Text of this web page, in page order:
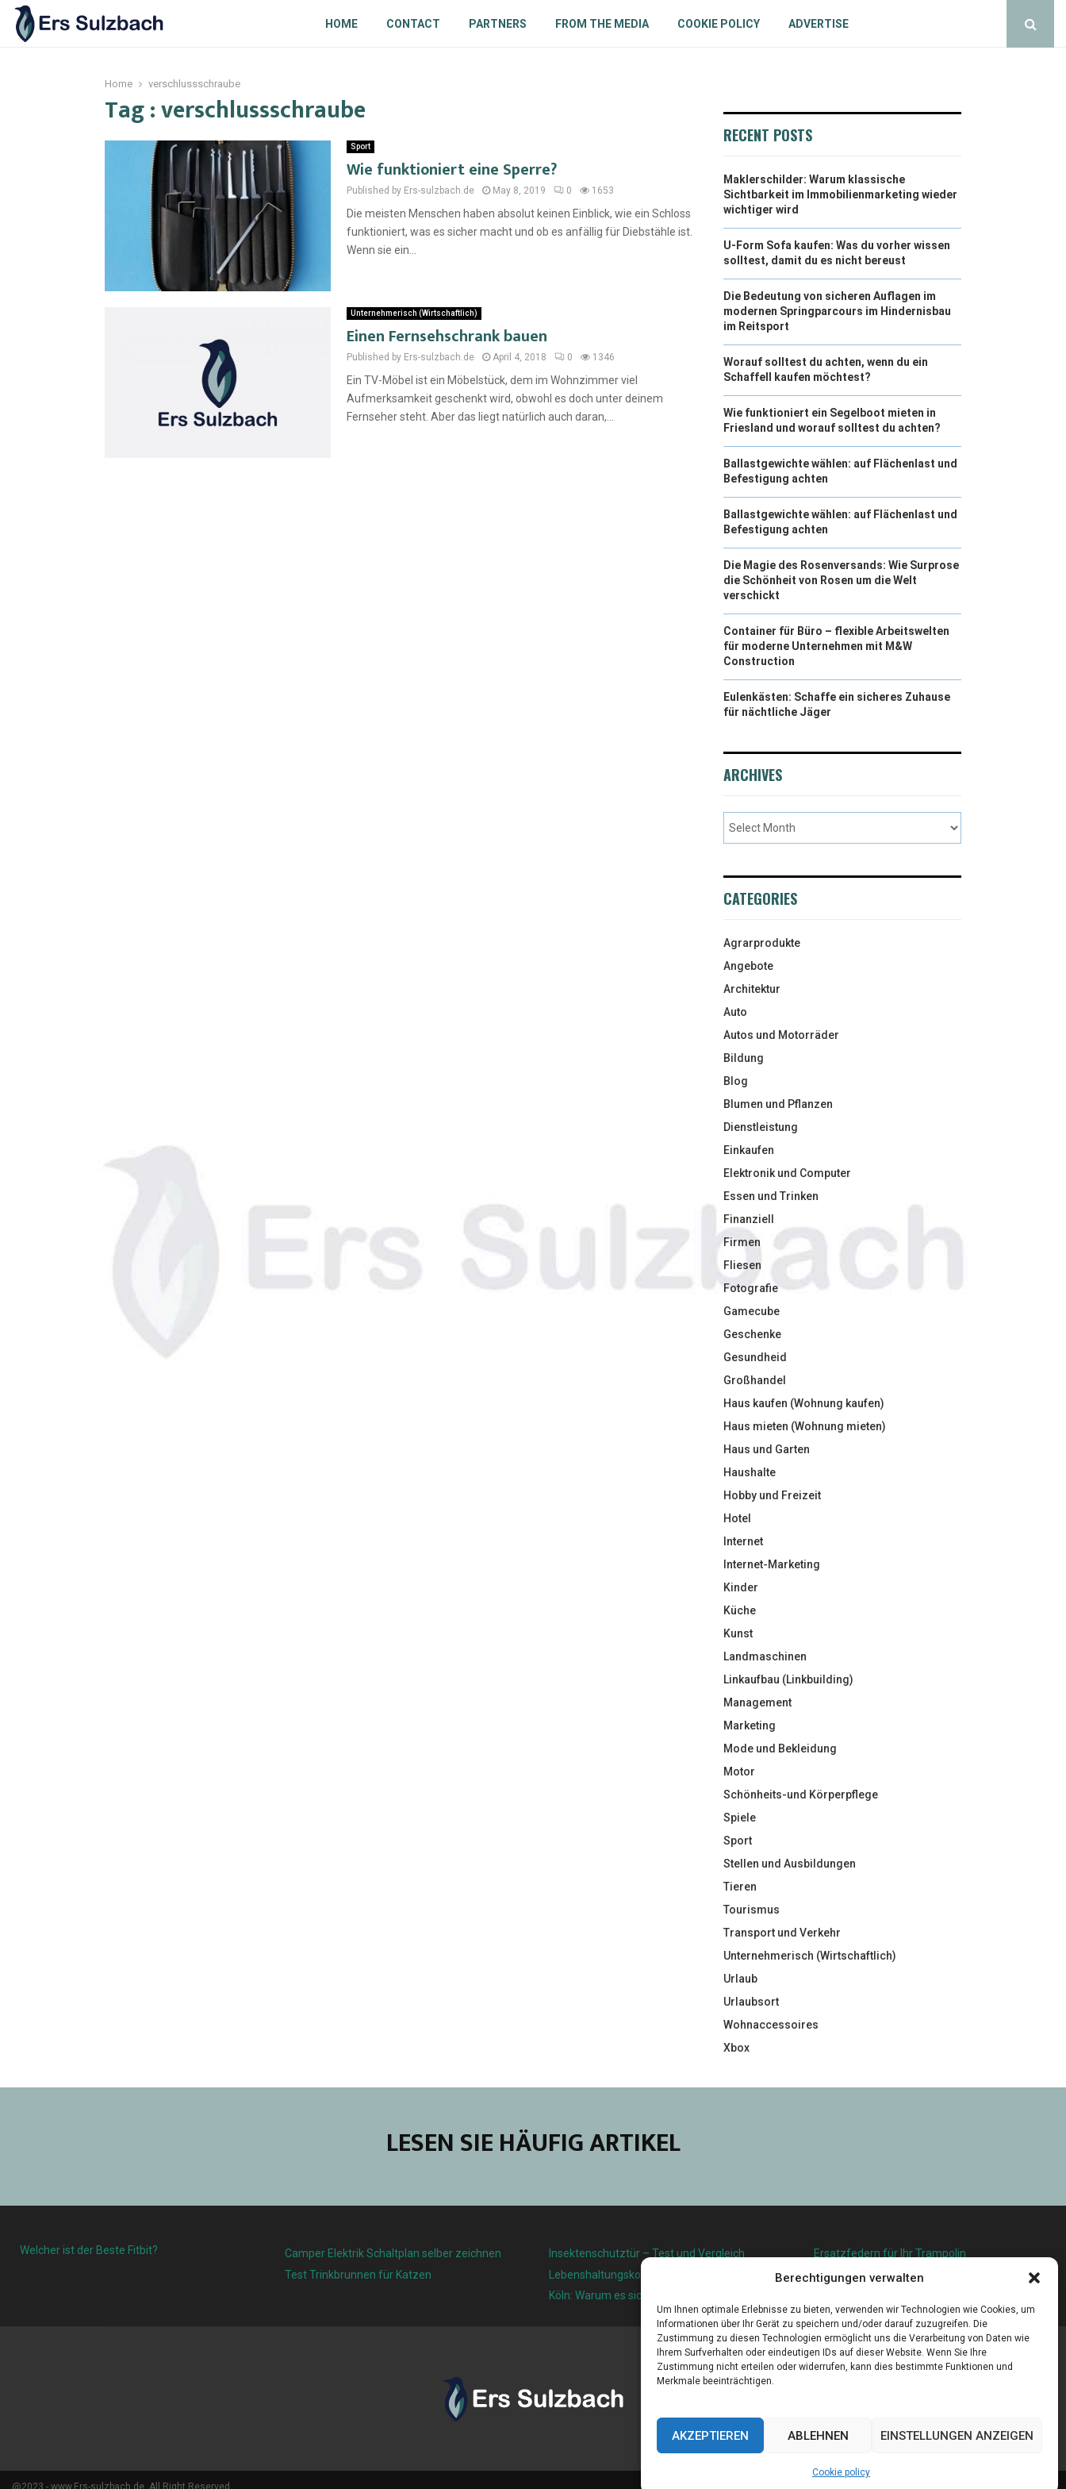
Berechtigungen verwalten
Um Ihnen optimale Erlebnisse zu bieten, verwenden wir Technologien wie Cookies, um
Informationen über Ihr Gerät zu speichern und/oder darauf zuzugreifen. Die
Zustimmung zu diesen Technologien ermöglicht uns die Verarbeitung von Daten wie
Ihrem Surfverhalten oder eindeutigen IDs auf dieser Website. Wenn Sie Ihre
Zustimmung nicht erteilen oder widerrufen, kann dies bestimmte Funktionen und
Merkmale beeinträchtigen.
AKZEPTIEREN ABLEHNEN EINSTELLUNGEN ANZEIGEN
Cookie policy
HOME CONTACT PARTNERS FROM THE MEDIA COOKIE POLICY ADVERTISE
Home verschlussschraube
Tag : verschlussschraube
Sport
Wie funktioniert eine Sperre?
Published by Ers-sulzbach.de May 8, 2019 0 1653
Die meisten Menschen haben absolut keinen Einblick, wie ein Schloss
funktioniert, was es sicher macht und ob es anfällig für Diebstähle ist.
Wenn sie ein...
Unternehmerisch (Wirtschaftlich)
Einen Fernsehschrank bauen
Published by Ers-sulzbach.de April 4, 2018 0 1346
Ein TV-Möbel ist ein Möbelstück, dem im Wohnzimmer viel
Aufmerksamkeit geschenkt wird, obwohl es doch unter deinem
Fernseher steht. Aber das liegt natürlich auch daran,...
RECENT POSTS
Maklerschilder: Warum klassische
Sichtbarkeit im Immobilienmarketing wieder
wichtiger wird
U-Form Sofa kaufen: Was du vorher wissen
solltest, damit du es nicht bereust
Die Bedeutung von sicheren Auflagen im
modernen Springparcours im Hindernisbau
im Reitsport
Worauf solltest du achten, wenn du ein
Schaffell kaufen möchtest?
Wie funktioniert ein Segelboot mieten in
Friesland und worauf solltest du achten?
Ballastgewichte wählen: auf Flächenlast und
Befestigung achten
Ballastgewichte wählen: auf Flächenlast und
Befestigung achten
Die Magie des Rosenversands: Wie Surprose
die Schönheit von Rosen um die Welt
verschickt
Container für Büro – flexible Arbeitswelten
für moderne Unternehmen mit M&W
Construction
Eulenkästen: Schaffe ein sicheres Zuhause
für nächtliche Jäger
ARCHIVES
CATEGORIES
Agrarprodukte
Angebote
Architektur
Auto
Autos und Motorräder
Bildung
Blog
Blumen und Pflanzen
Dienstleistung
Einkaufen
Elektronik und Computer
Essen und Trinken
Finanziell
Firmen
Fliesen
Fotografie
Gamecube
Geschenke
Gesundheid
Großhandel
Haus kaufen (Wohnung kaufen)
Haus mieten (Wohnung mieten)
Haus und Garten
Haushalte
Hobby und Freizeit
Hotel
Internet
Internet-Marketing
Kinder
Küche
Kunst
Landmaschinen
Linkaufbau (Linkbuilding)
Management
Marketing
Mode und Bekleidung
Motor
Schönheits-und Körperpflege
Spiele
Sport
Stellen und Ausbildungen
Tieren
Tourismus
Transport und Verkehr
Unternehmerisch (Wirtschaftlich)
Urlaub
Urlaubsort
Wohnaccessoires
Xbox
LESEN SIE HÄUFIG ARTIKEL
Welcher ist der Beste Fitbit?
Camper Elektrik Schaltplan selber zeichnen
Test Trinkbrunnen für Katzen
Insektenschutztür – Test und Vergleich
Lebenshaltungskosten und Lebensqualität in
Köln: Warum es sich lohnt, hier zu leben
Ersatzfedern für Ihr Trampolin
Holländischer Stoffmarkt in Ihrer Nähe
@2023 - www.Ers-sulzbach.de. All Right Reserved.